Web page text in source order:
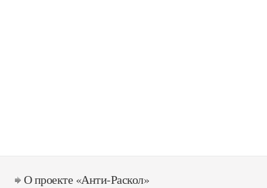
О проекте «Анти-Раскол»